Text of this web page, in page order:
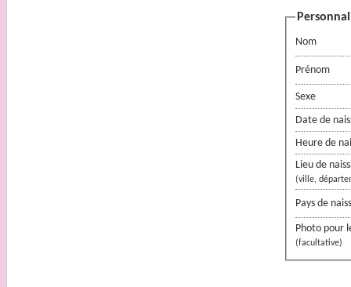
Nom
Prénom
Sexe
Date de
Heure de
Lieu de
(ville,
Pays de
Photo pour
(facultative)